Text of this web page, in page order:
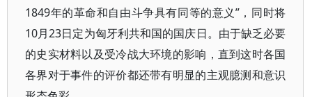
1849年的革命和自由斗争具有同等的意义”，同时将
10月23日定为匈牙利共和国的国庆日。由于缺乏必要
的史实材料以及受冷战大环境的影响，直到这时各国
各界对于事件的评价都还带有明显的主观臆测和意识